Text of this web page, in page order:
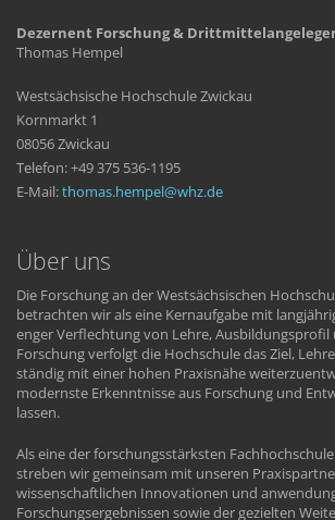
Dezernent Forschung &
Thomas Hempel
Westsächsische Hochschule Zwickau
Kornmarkt 1
08056 Zwickau
Telefon: +49 375 536-1195
E-Mail:thomas.hempel whzde
Über uns
Die Forschung an der Westsächsischen
betrachten wir als eine Kernaufgabe mit
enger Verflechtung von Lehre,
Forschung verfolgt die Hochschule das Ziel,
ständig mit einer hohen Praxisnähe
modernste Erkenntnisse aus Forschung und
lassen.
Als eine der forschungsstärksten
streben wir gemeinsam mit unseren
wissenschaftlichen Innovationen und
Forschungsergebnissen sowie der gezielten